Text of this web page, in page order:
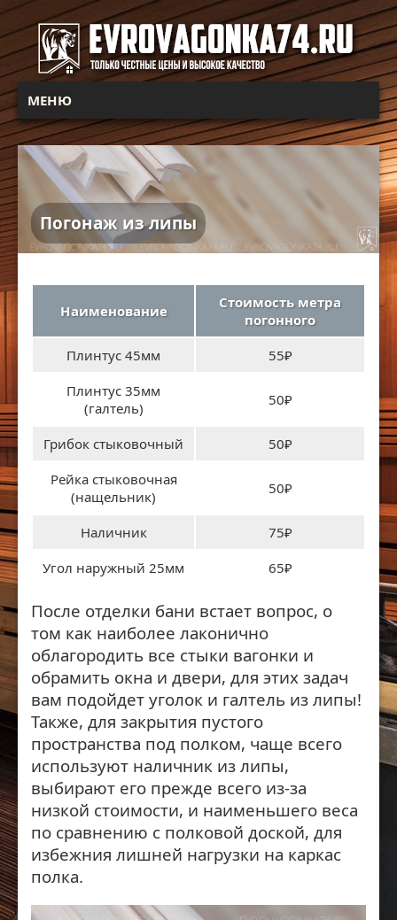
МЕНЮ
Погонаж из липы
Наименование
Стоимость метра
погонного
Плинтус 45мм
55₽
Плинтус 35мм
(галтель)
50₽
Грибок стыковочный
50₽
Рейка стыковочная
(нащельник)
50₽
Наличник
75₽
Угол наружный 25мм
65₽
После отделки бани встает вопрос, о
том как наиболее лаконично
облагородить все стыки вагонки и
обрамить окна и двери, для этих задач
вам подойдет уголок и галтель из липы!
Также, для закрытия пустого
пространства под полком, чаще всего
используют наличник из липы,
выбирают его прежде всего из-за
низкой стоимости, и наименьшего веса
по сравнению с полковой доской, для
избежния лишней нагрузки на каркас
полка.